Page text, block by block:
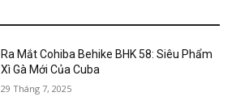
Ra Mắt Cohiba Behike BHK 58: Siêu Phẩm
Xì Gà Mới Của Cuba
29 Tháng 7, 2025